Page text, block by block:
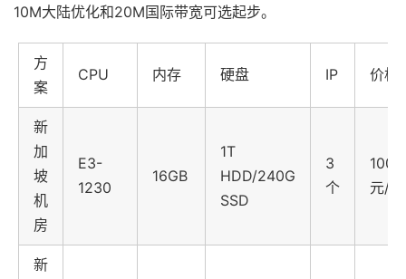
10M大陆优化和20M国际带宽可选起步。
方
案
CPU 内存 硬盘 IP 价格
新
加
坡
机
房
E3-
1230
16GB
1T
HDD/240G
SSD
3
个
1000
元/月
新